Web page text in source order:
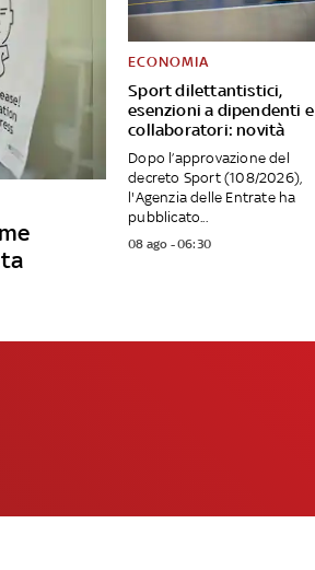
Sport dilettantistici,
esenzioni a dipendenti e
collaboratori: novità
ECONOMIA
Dopo l’approvazione del
decreto Sport (108/2026),
l'Agenzia delle Entrate ha
pubblicato...
08 ago - 06:30